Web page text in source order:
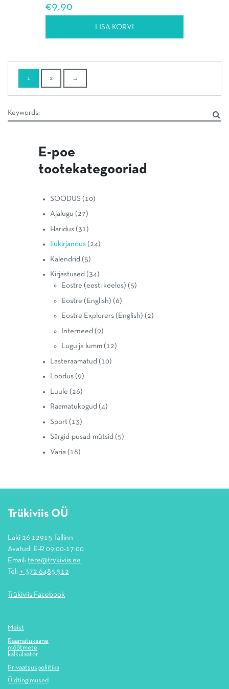
€9.90
LISA KORVI
1 2 →
E-poe
tootekategooriad
SOODUS (10)
Ajalugu (27)
Haridus (31)
Ilukirjandus (24)
Kalendrid (5)
Kirjastused (34)
Eostre (eesti keeles) (5)
Eostre (English) (6)
Eostre Explorers (English) (2)
Interneed (9)
Lugu ja lumm (12)
Lasteraamatud (10)
Loodus (9)
Luule (26)
Raamatukogud (4)
Sport (13)
Särgid-pusad-mütsid (5)
Varia (18)
Trükiviis OÜ
Laki 26 12915 Tallinn
Avatud: E-R 09:00-17:00
Email: tere@trykiviis.ee
Tel: + 372 6485 512
Trükiviis Facebook
Meist
Raamatukaane
mõõtmete
kalkulaator
Privaatsuspoliitika
Üldtingimused